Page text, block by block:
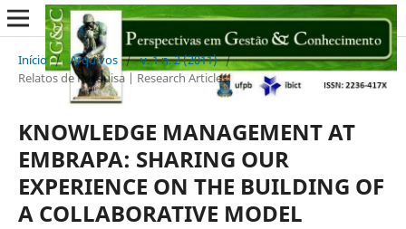
Início / Arquivos / v. 1 n. 2 (2011) /
Relatos de Pesquisa | Research Articles
KNOWLEDGE MANAGEMENT AT
EMBRAPA: SHARING OUR
EXPERIENCE ON THE BUILDING OF
A COLLABORATIVE MODEL